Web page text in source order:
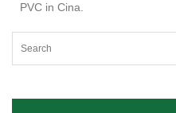
PVC in Cina.